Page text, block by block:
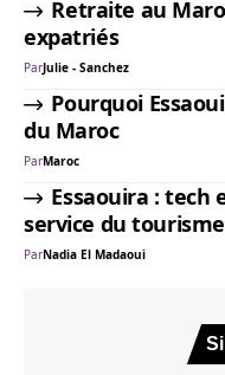
Retraite au
expatriés
ParJulie - Sanchez
Pourquoi
du Maroc
ParMaroc
Essaouira : tech
service du tourisme
ParNadia El Madaoui